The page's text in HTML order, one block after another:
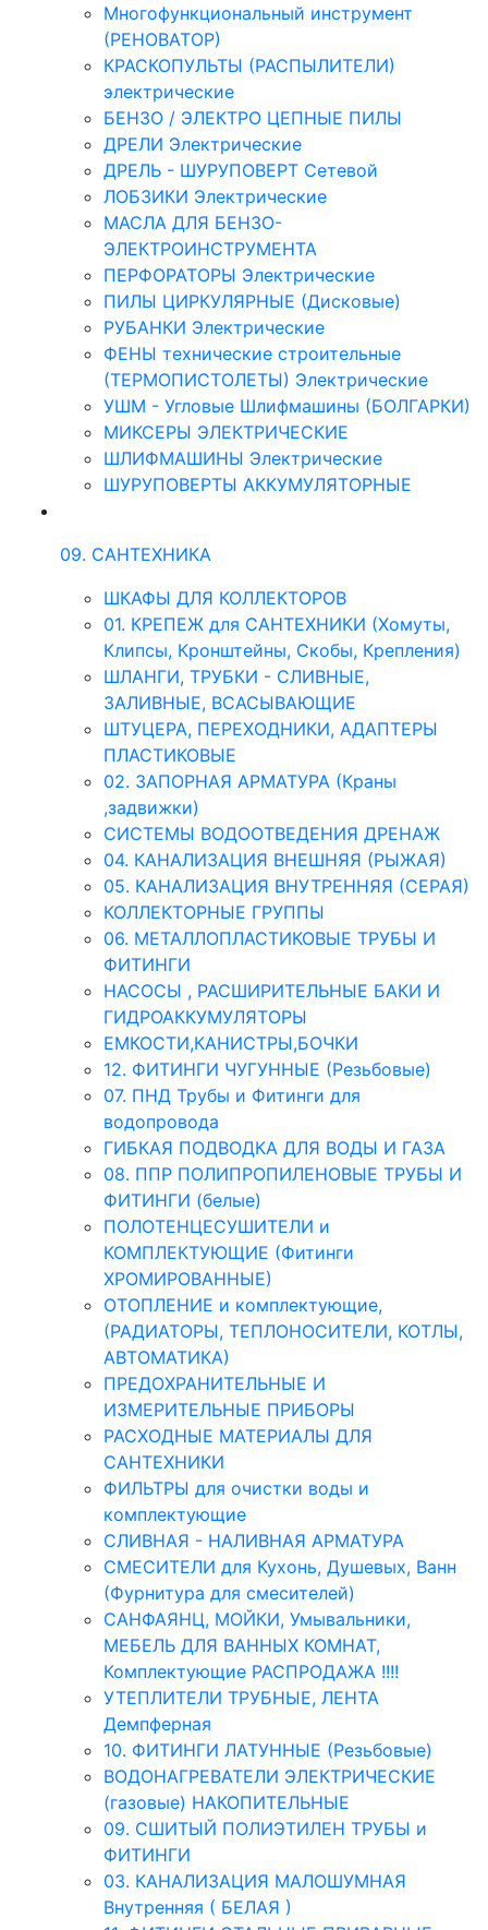
Многофункциональный инструмент
(РЕНОВАТОР)
КРАСКОПУЛЬТЫ (РАСПЫЛИТЕЛИ)
электрические
БЕНЗО / ЭЛЕКТРО ЦЕПНЫЕ ПИЛЫ
ДРЕЛИ Электрические
ДРЕЛЬ - ШУРУПОВЕРТ Сетевой
ЛОБЗИКИ Электрические
МАСЛА ДЛЯ БЕНЗО-
ЭЛЕКТРОИНСТРУМЕНТА
ПЕРФОРАТОРЫ Электрические
ПИЛЫ ЦИРКУЛЯРНЫЕ (Дисковые)
РУБАНКИ Электрические
ФЕНЫ технические строительные
(ТЕРМОПИСТОЛЕТЫ) Электрические
УШМ - Угловые Шлифмашины (БОЛГАРКИ)
МИКСЕРЫ ЭЛЕКТРИЧЕСКИЕ
ШЛИФМАШИНЫ Электрические
ШУРУПОВЕРТЫ АККУМУЛЯТОРНЫЕ
09. САНТЕХНИКА
ШКАФЫ ДЛЯ КОЛЛЕКТОРОВ
01. КРЕПЕЖ для САНТЕХНИКИ (Хомуты,
Клипсы, Кронштейны, Скобы, Крепления)
ШЛАНГИ, ТРУБКИ - СЛИВНЫЕ,
ЗАЛИВНЫЕ, ВСАСЫВАЮЩИЕ
ШТУЦЕРА, ПЕРЕХОДНИКИ, АДАПТЕРЫ
ПЛАСТИКОВЫЕ
02. ЗАПОРНАЯ АРМАТУРА (Краны
,задвижки)
СИСТЕМЫ ВОДООТВЕДЕНИЯ ДРЕНАЖ
04. КАНАЛИЗАЦИЯ ВНЕШНЯЯ (РЫЖАЯ)
05. КАНАЛИЗАЦИЯ ВНУТРЕННЯЯ (СЕРАЯ)
КОЛЛЕКТОРНЫЕ ГРУППЫ
06. МЕТАЛЛОПЛАСТИКОВЫЕ ТРУБЫ И
ФИТИНГИ
НАСОСЫ , РАСШИРИТЕЛЬНЫЕ БАКИ И
ГИДРОАККУМУЛЯТОРЫ
ЕМКОСТИ,КАНИСТРЫ,БОЧКИ
12. ФИТИНГИ ЧУГУННЫЕ (Резьбовые)
07. ПНД Трубы и Фитинги для
водопровода
ГИБКАЯ ПОДВОДКА ДЛЯ ВОДЫ И ГАЗА
08. ППР ПОЛИПРОПИЛЕНОВЫЕ ТРУБЫ И
ФИТИНГИ (белые)
ПОЛОТЕНЦЕСУШИТЕЛИ и
КОМПЛЕКТУЮЩИЕ (Фитинги
ХРОМИРОВАННЫЕ)
ОТОПЛЕНИЕ и комплектующие,
(РАДИАТОРЫ, ТЕПЛОНОСИТЕЛИ, КОТЛЫ,
АВТОМАТИКА)
ПРЕДОХРАНИТЕЛЬНЫЕ И
ИЗМЕРИТЕЛЬНЫЕ ПРИБОРЫ
РАСХОДНЫЕ МАТЕРИАЛЫ ДЛЯ
САНТЕХНИКИ
ФИЛЬТРЫ для очистки воды и
комплектующие
СЛИВНАЯ - НАЛИВНАЯ АРМАТУРА
СМЕСИТЕЛИ для Кухонь, Душевых, Ванн
(Фурнитура для смесителей)
САНФАЯНЦ, МОЙКИ, Умывальники,
МЕБЕЛЬ ДЛЯ ВАННЫХ КОМНАТ,
Комплектующие РАСПРОДАЖА !!!!
УТЕПЛИТЕЛИ ТРУБНЫЕ, ЛЕНТА
Демпферная
10. ФИТИНГИ ЛАТУННЫЕ (Резьбовые)
ВОДОНАГРЕВАТЕЛИ ЭЛЕКТРИЧЕСКИЕ
(газовые) НАКОПИТЕЛЬНЫЕ
09. СШИТЫЙ ПОЛИЭТИЛЕН ТРУБЫ и
ФИТИНГИ
03. КАНАЛИЗАЦИЯ МАЛОШУМНАЯ
Внутренняя ( БЕЛАЯ )